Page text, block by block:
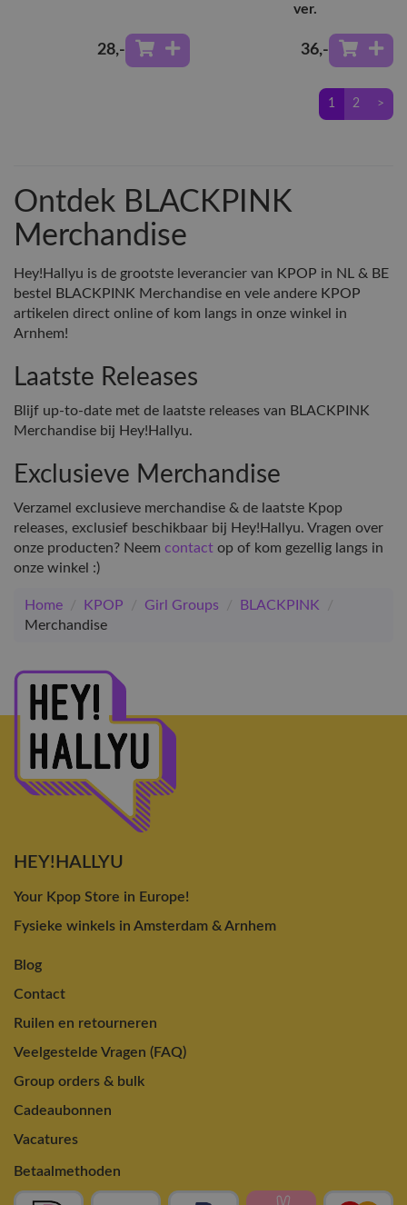
28,-
ver.
36,-
1 2 >
Ontdek BLACKPINK
Merchandise
Hey!Hallyu is de grootste leverancier van KPOP in NL & BE
bestel BLACKPINK Merchandise en vele andere KPOP
artikelen direct online of kom langs in onze winkel in
Arnhem!
Laatste Releases
Blijf up-to-date met de laatste releases van BLACKPINK
Merchandise bij Hey!Hallyu.
Exclusieve Merchandise
Verzamel exclusieve merchandise & de laatste Kpop
releases, exclusief beschikbaar bij Hey!Hallyu. Vragen over
onze producten? Neem contact op of kom gezellig langs in
onze winkel :)
Home / KPOP / Girl Groups / BLACKPINK
/
Merchandise
HEY!HALLYU
Your Kpop Store in Europe!
Fysieke winkels in Amsterdam & Arnhem
Blog
Contact
Ruilen en retourneren
Veelgestelde Vragen (FAQ)
Group orders & bulk
Cadeaubonnen
Vacatures
Betaalmethoden